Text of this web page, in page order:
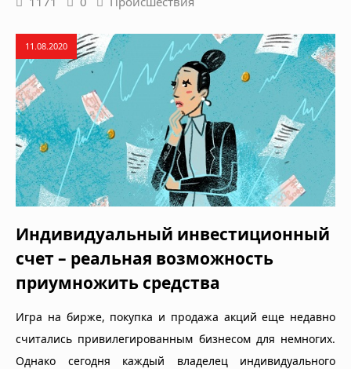
11.08.2020
Индивидуальный инвестиционный
счет – реальная возможность
приумножить средства
Игра на бирже, покупка и продажа акций еще недавно
считались привилегированным бизнесом для немногих.
Однако сегодня каждый владелец индивидуального